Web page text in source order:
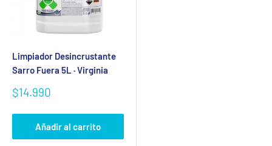
Limpiador Desincrustante
Sarro Fuera 5L · Virginia
Precio
venta
$14.990
Añadir al carrito